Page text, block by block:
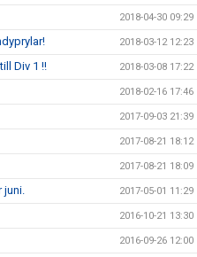
2018-04-30 09:29
2018-03-12 12:23
Div 1 !! 2018-03-08 17:22
2018-02-16 17:46
2017-09-03 21:39
2017-08-21 18:12
2017-08-21 18:09
juni. 2017-05-01 11:29
2016-10-21 13:30
2016-09-26 12:00